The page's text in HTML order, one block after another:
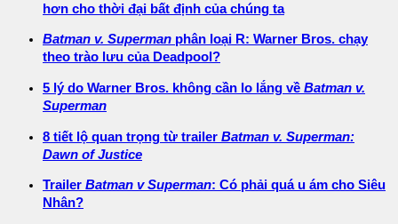
hơn cho thời đại bất định của chúng ta
Batman v. Superman phân loại R: Warner Bros. chạy
theo trào lưu của Deadpool?
5 lý do Warner Bros. không cần lo lắng về Batman v.
Superman
8 tiết lộ quan trọng từ trailer Batman v. Superman:
Dawn of Justice
Trailer Batman v Superman: Có phải quá u ám cho Siêu
Nhân?